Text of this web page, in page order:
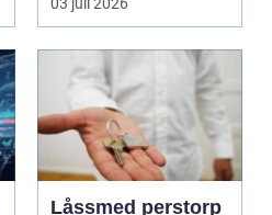
Låssmed perstorp